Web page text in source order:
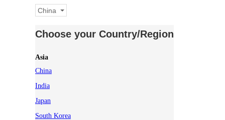
China
Choose your Country/Region
Asia
China
India
Japan
South Korea